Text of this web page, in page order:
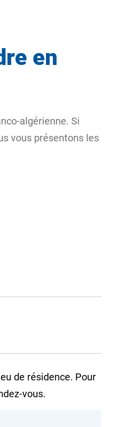
en
algérienne. Si
vous présentons les
de résidence. Pour
vous.